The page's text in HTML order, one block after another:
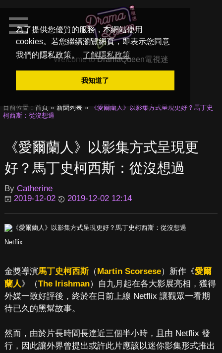
為了提供您優質的服務，本網站使用
cookies。若您繼續瀏覽網頁，即表示您同意
我們的隱私政策。
了解隱私政策
我知道了
Welcome toDramaQueen電視迷
目前位置： 首頁 新聞列表
《愛爾蘭人》以影集方式呈現更好？馬丁史
柯西斯：從沒想過
《愛爾蘭人》以影集方式呈現更
好？馬丁史柯西斯：從沒想過
By Catherine
2019-12-02
2019-12-02 12:14
Netflix
金獎導演馬丁史柯西斯（Martin Scorsese）新作《愛爾
蘭人》（The Irishman）自九月起在各大影展亮相，獲得
外媒一致好評後，終於在日前上線 Netflix 讓觀眾一看期
待已久的黑幫故事。
然而，由於片長時間長達近三個半小時，且由 Netflix 發
行，因此讓外界曾提出或許此片應該以迷你影集形式推出